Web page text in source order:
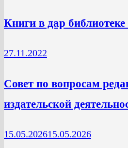
Книги в дар
27.11.2022
Совет по вопросам
издательской
15.05.202615.05.2026